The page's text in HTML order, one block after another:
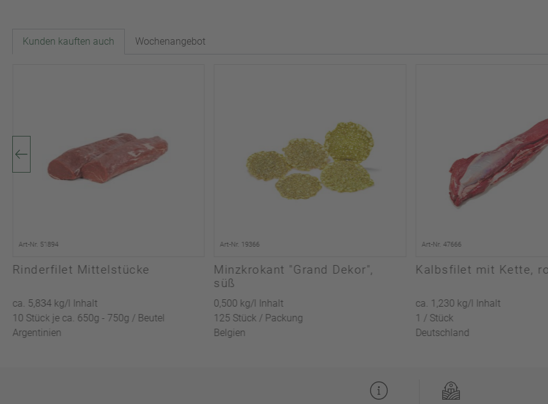
Kunden kauften auch Wochenangebot
Art-Nr. 51894
Rinderfilet Mittelstücke
ca. 5,834 kg/l Inhalt
10 Stück je ca. 650g - 750g / Beutel
Argentinien
Art-Nr. 19366
Minzkrokant "Grand Dekor",
süß
0,500 kg/l Inhalt
125 Stück / Packung
Belgien
Art-Nr. 47666
Kalbsfilet mit Kette,
ca. 1,230 kg/l Inhalt
1 / Stück
Deutschland